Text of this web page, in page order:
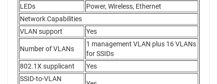
LEDs
Power, Wireless, Ethernet
Network Capabilities
VLAN support
Yes
Number of VLANs
1 management VLAN plus 16 VLANs
for SSIDs
802.1X supplicant
Yes
SSID-to-VLAN